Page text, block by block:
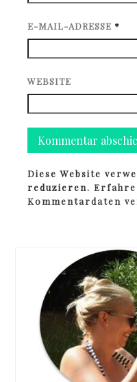
E-MAIL-ADRESSE *
WEBSITE
Diese Website
reduzieren.
Kommentardaten